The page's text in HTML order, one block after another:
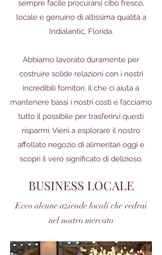
sempre facile procurarsi cibo fresco,
locale e genuino di altissima qualità a
Indialantic, Florida.
Abbiamo lavorato duramente per
costruire solide relazioni con i nostri
incredibili fornitori, il che ci aiuta a
mantenere bassi i nostri costi e facciamo
tutto il possibile per trasferirvi questi
risparmi. Vieni a esplorare il nostro
affollato negozio di alimentari oggi e
scopri il vero significato di delizioso.
BUSINESS LOCALE
Ecco alcune aziende locali che vedrai
nel nostro mercato